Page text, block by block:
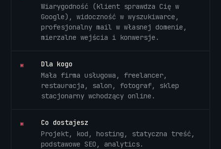
Wiarygodność (klient sprawdza Cię w
Google), widoczność w wyszukiwarce,
profesjonalny mail w własnej domenie,
mierzalne wejścia i konwersje.
▣
Dla kogo
Mała firma usługowa, freelancer,
restauracja, salon, fotograf, sklep
stacjonarny wchodzący online.
▣
Co dostajesz
Projekt, kod, hosting, statyczna treść,
podstawowe SEO, analytics.